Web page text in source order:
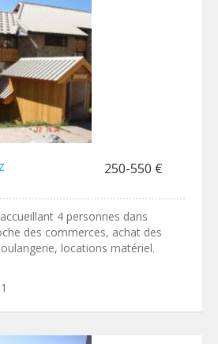
250-550 €
4 personnes dans
des commerces, achat des
locations matériel.
1